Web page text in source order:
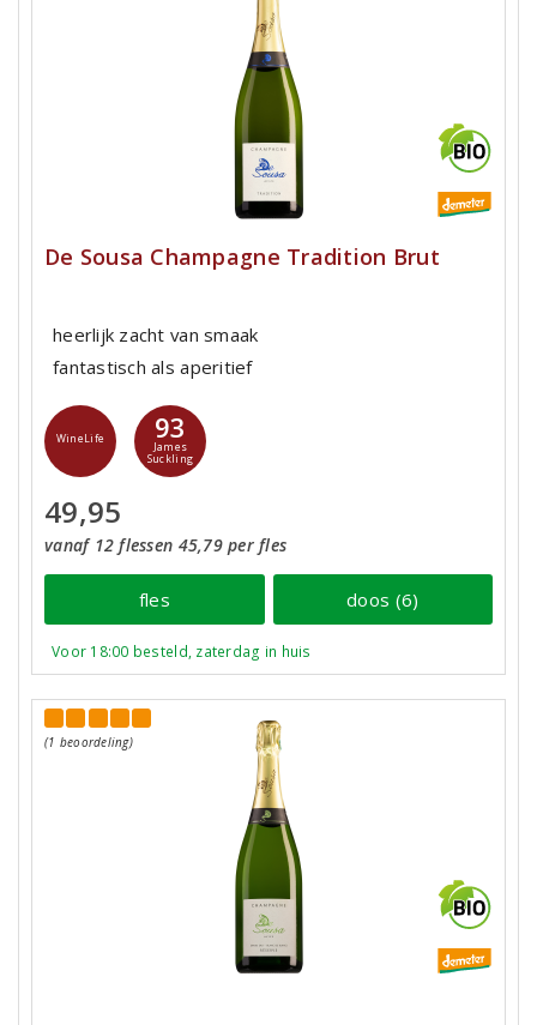
De Sousa Champagne Tradition Brut
heerlijk zacht van smaak
fantastisch als aperitief
WineLife 93
James
Suckling
49,95
vanaf 12 flessen 45,79 per fles
fles doos (6)
Voor 18:00 besteld, zaterdag in huis
(1 beoordeling)